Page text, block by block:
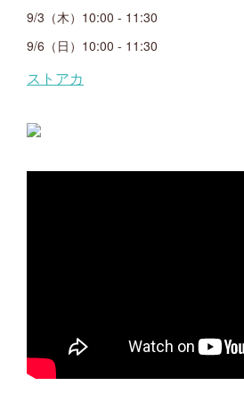
9/3（木）10:00 - 11:30
9/6（日）10:00 - 11:30